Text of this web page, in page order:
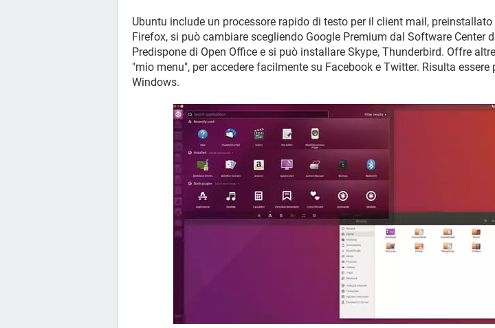
Ubuntu include un processore rapido di testo per il client mail,
Firefox, si può cambiare scegliendo Google Premium dal Software Center
Predispone di Open Office e si può installare Skype, Thunderbird. Offre
"mio menu", per accedere facilmente su Facebook e Twitter. Risulta essere
Windows.